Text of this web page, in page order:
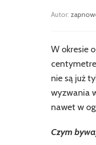
Autor:
W okresie
nie są już
wyzwania
nawet w
Czym